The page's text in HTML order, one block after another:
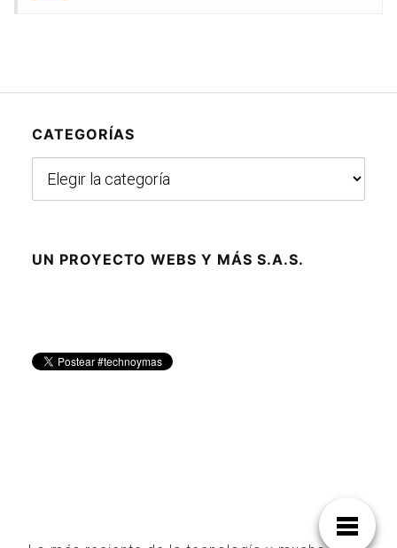
CATEGORÍAS
UN PROYECTO WEBS Y MÁS S.A.S.